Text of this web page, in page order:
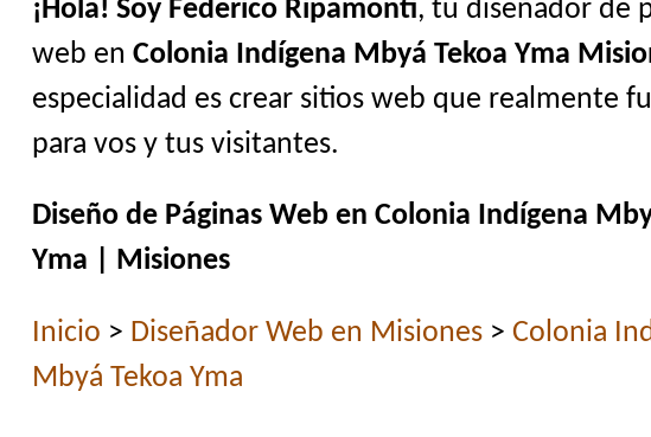
¡Hola! Soy Federico Ripamonti, tu diseñador de
web en Colonia Indígena Mbyá Tekoa Yma
especialidad es crear sitios web que realmente
para vos y tus visitantes.
Diseño de Páginas Web en Colonia Indígena
Yma | Misiones
Inicio > Diseñador Web en Misiones> Colonia
Mbyá Tekoa Yma